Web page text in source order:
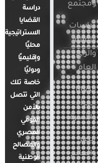
والرأي
دراسة
القضايا
الاستراتيجية
محليًا
وإقليميًا
ودوليًا
خاصة تلك
التي تتصل
بالأمن
القومي
المصري
والمصالح
الوطنية